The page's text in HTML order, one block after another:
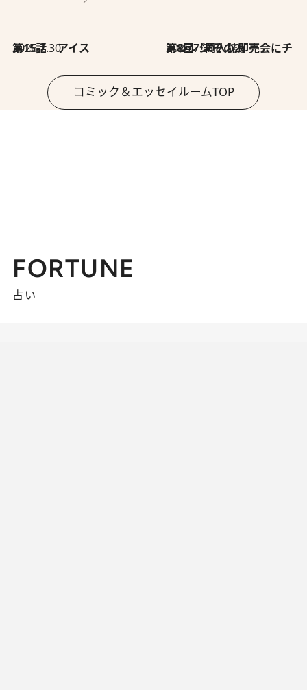
2026.7.30
第15話 アイス 2026.7.30
第8回「同人誌即売会にチャレンジ その2」
コミック＆エッセイルームTOP
FORTUNE
占い